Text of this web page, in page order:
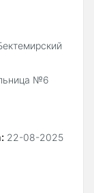
№6
22-08-2025